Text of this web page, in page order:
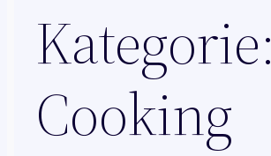
Kategorie:
Cooking